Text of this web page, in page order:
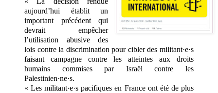
aujourd’hui établit un
important précédent qui
devrait empêcher
l’utilisation abusive des
lois contre la discrimination pour cibler des militant·e·s
faisant campagne contre les atteintes aux droits
humains commises par Israël contre les
Palestinien·ne·s.
« Les militant·e·s pacifiques en France ont été de plus